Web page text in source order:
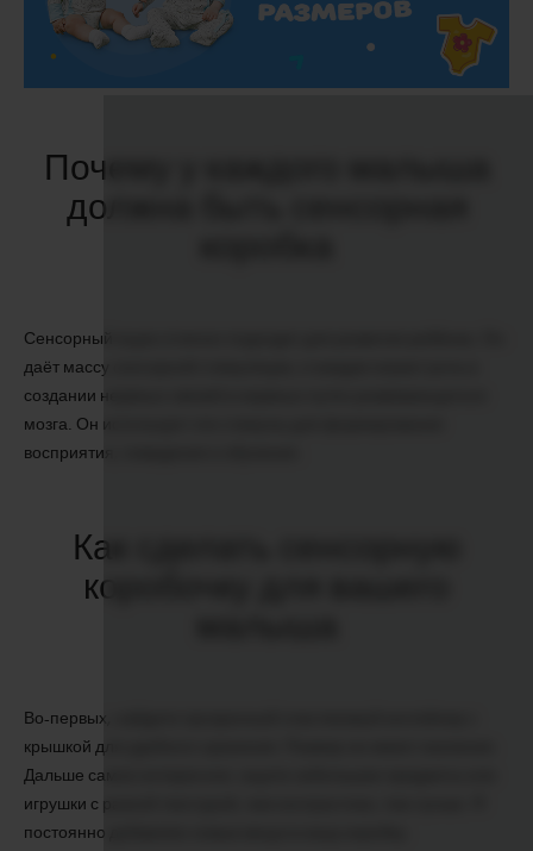
Почему у каждого малыша
должна быть сенсорная
Сенсорный ящик отлично подходит для развития ребёнка. Он
даёт массу сенсорной стимуляции, и каждая играет роль в
создании нервных связей в нервных путях развивающегося
мозга. Он использует эти стимулы для формирования
восприятия, поведения и обучения.
Как сделать сенсорную
коробочку для вашего
Во-первых, найдите прозрачный пластиковый контейнер с
крышкой для удобного хранения. Размер не имеет значения.
Дальше самое интересное: ищите небольшие предметы или
игрушки с разной текстурой, чем контрастнее, тем лучше. Я
постоянно добавляю новые вещи в нашу коробку.